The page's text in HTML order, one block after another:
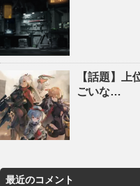
【話題】上
ごいな…
最近のコメント